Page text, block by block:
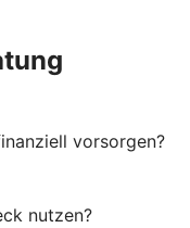
vorsorgen?
nutzen?